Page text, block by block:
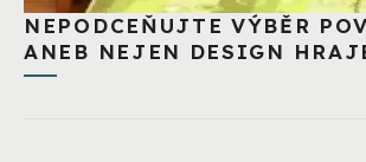
NEPODCEŇUJTE VÝBĚR
ANEB NEJEN DESIGN